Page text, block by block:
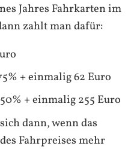
Jahres Fahrkarten im
zahlt man dafür:
+ einmalig 62 Euro
+ einmalig 255 Euro
dann, wenn das
Fahrpreises mehr